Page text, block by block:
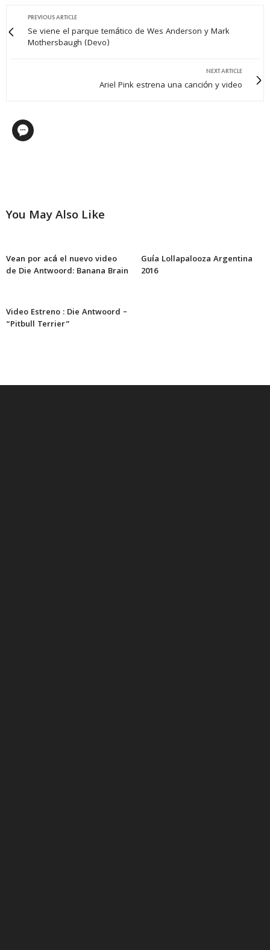
PREVIOUS ARTICLE
Se viene el parque temático de Wes Anderson y Mark
Mothersbaugh (Devo)
NEXT ARTICLE
Ariel Pink estrena una canción y video
You May Also Like
Vean por acá el nuevo video
de Die Antwoord: Banana Brain
Guía Lollapalooza Argentina
2016
Video Estreno : Die Antwoord –
“Pitbull Terrier”